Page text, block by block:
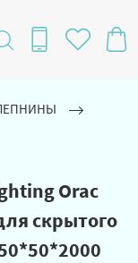
Orac
скрытого